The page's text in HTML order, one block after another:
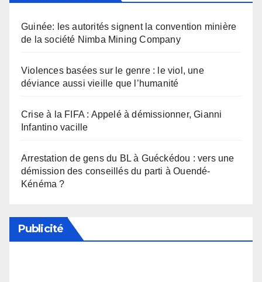
Guinée: les autorités signent la convention minière
de la société Nimba Mining Company
Violences basées sur le genre : le viol, une
déviance aussi vieille que l’humanité
Crise à la FIFA : Appelé à démissionner, Gianni
Infantino vacille
Arrestation de gens du BL à Guéckédou : vers une
démission des conseillés du parti à Ouendé-
Kénéma ?
Publicité